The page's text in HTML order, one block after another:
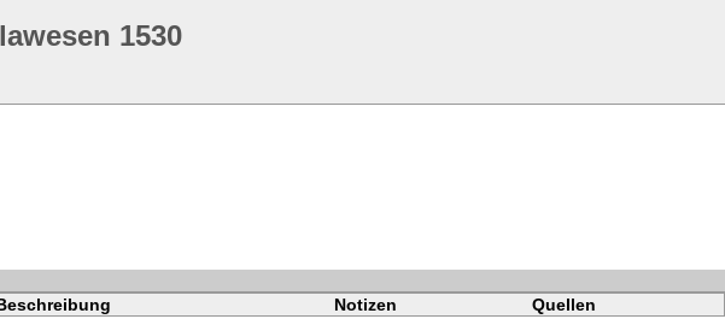
1530
Notizen
Quellen